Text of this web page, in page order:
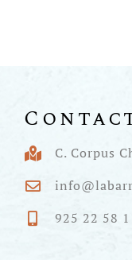
C. Corpus
925 22 58